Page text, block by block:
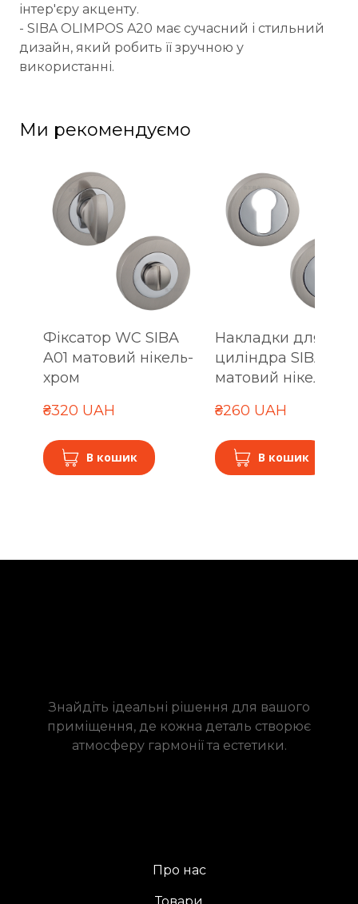
інтер'єру акценту.
- SIBA OLIMPOS A20 має сучасний і стильний
дизайн, який робить її зручною у
використанні.
Ми рекомендуємо
Фіксатор WC SIBA
A01 матовий нікель-
хром
₴320 UAH
В кошик
Накладки для
циліндра SIBA A01
матовий нікель-
₴260 UAH
В кошик
Знайдіть ідеальні рішення для вашого
приміщення, де кожна деталь створює
атмосферу гармонії та естетики.
Про нас